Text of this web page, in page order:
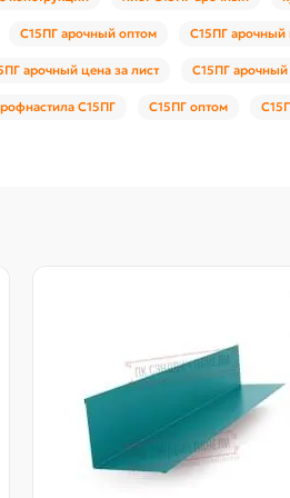
С15ПГ арочный оптом С15ПГ арочный
арочный цена за лист С15ПГ арочный
С15ПГ С15ПГ оптом